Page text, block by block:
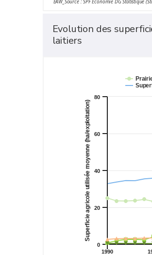
EAW_Source : SPF Économie DG Statistique
Evolution des
laitiers
Superficie agricole utilisée moyenne (ha/exploitation)
1990
0
20
40
60
80